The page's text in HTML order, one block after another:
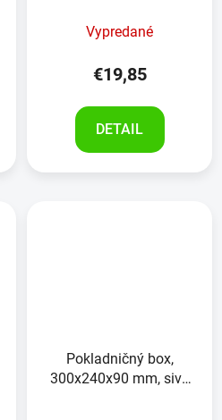
Vypredané
€19,85
DETAIL
Pokladničný box,
300x240x90 mm, sivý